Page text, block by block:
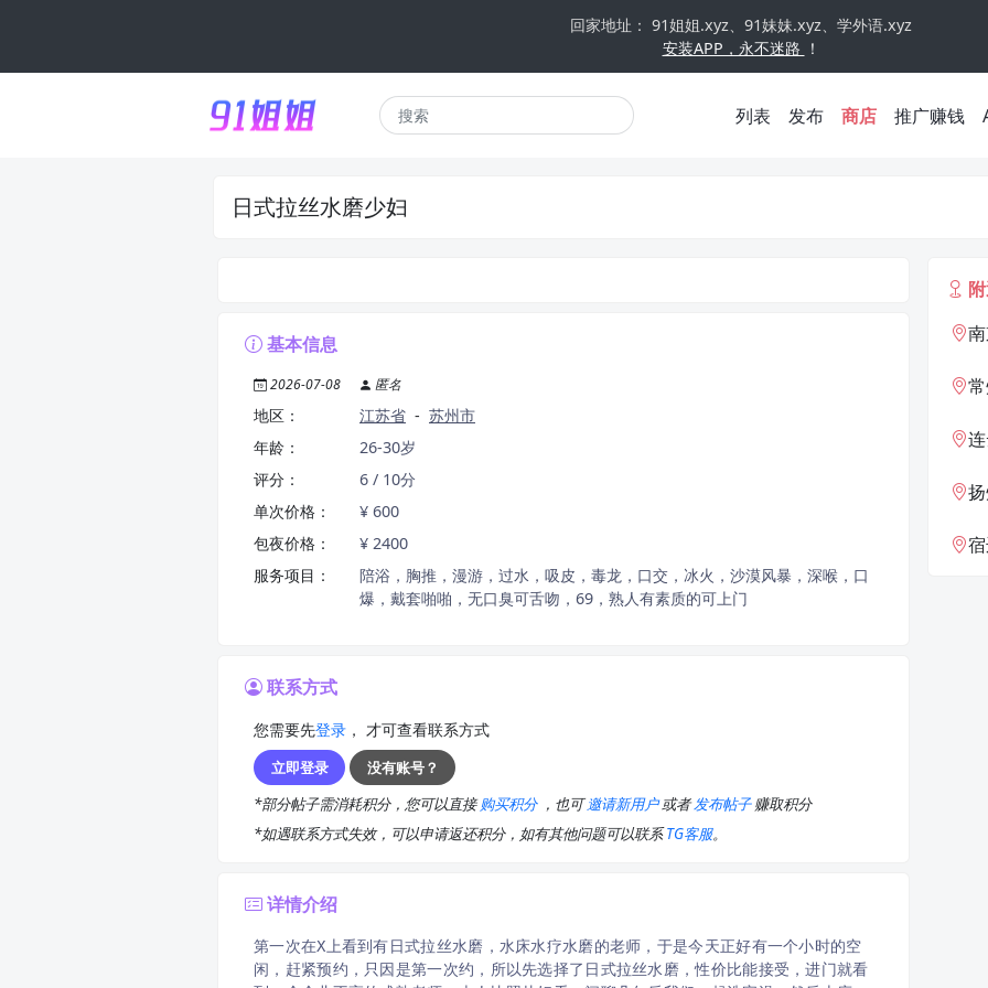
回家地址： 91姐姐.xyz、91妹妹.xyz、学外语.xyz
安装APP，永不迷路 ！
列表 发布 商店 推广赚钱
日式拉丝水磨少妇
基本信息
2026-07-08 匿名
地区： 江苏省 - 苏州市
年龄：
26-30岁
评分：
6 / 10分
单次价格：
¥ 600
包夜价格：
¥ 2400
服务项目：
陪浴，胸推，漫游，过水，吸皮，毒龙，口交，冰火，沙漠风暴，深喉，口
爆，戴套啪啪，无口臭可舌吻，69，熟人有素质的可上门
联系方式
您需要先登录 ， 才可查看联系方式
立即登录
没有账号？
*部分帖子需消耗积分，您可以直接购买积分 ，也可邀请新用户或者发布帖子赚取积分
*如遇联系方式失效，可以申请返还积分，如有其他问题可以联系TG客服。
详情介绍
第一次在X上看到有日式拉丝水磨，水床水疗水磨的老师，于是今天正好有一个小时的空
闲，赶紧预约，只因是第一次约，所以先选择了日式拉丝水磨，性价比能接受，进门就看